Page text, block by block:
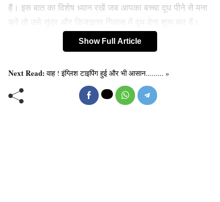
है। इस बात का विशेष ध्यान रखें जब आपका बच्चा दूध पीने से मना
करे तो उसे सुंदर और डिजाइनर गिलास में दूध देना शुरू कर दें।
इससे गिलास की खूबसूरती को देखकर वह दूध पर ध्यान नहीं देगा
और दूध भी पी लेगा।
ये भी पढ़ें :-जिद्दी बच्चे को कैसे सुधारें और उसकी हर बात को कैसे
समझें, आओ जाने…
Show Full Article
Next Read:वाह ! इंग्लिश टाइपिंग हुई और भी आसान......... »